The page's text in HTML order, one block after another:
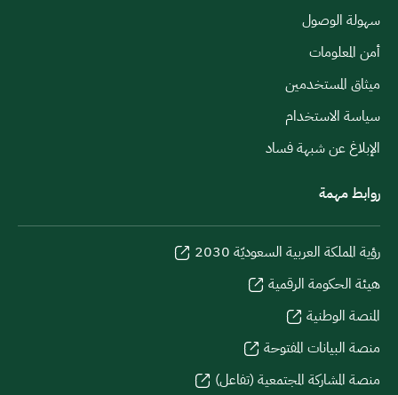
سهولة الوصول
أمن المعلومات
ميثاق المستخدمين
سياسة الاستخدام
الإبلاغ عن شبهة فساد
روابط مهمة
رؤية المملكة العربية السعوديّة 2030
هيئة الحكومة الرقمية
المنصة الوطنية
منصة البيانات المفتوحة
منصة المشاركة المجتمعية (تفاعل)